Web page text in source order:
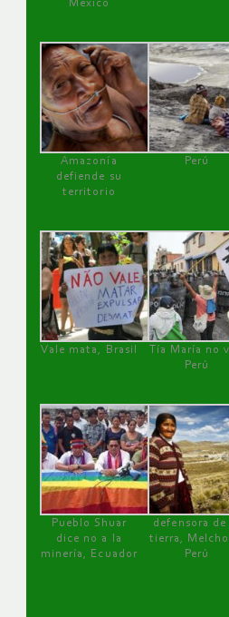
México
Amazonía
defiende su
territorio
Perú
Vale mata, Brasil
Tía María no
Perú
Pueblo Shuar
dice no a la
minería, Ecuador
defensora de
tierra,
Perú